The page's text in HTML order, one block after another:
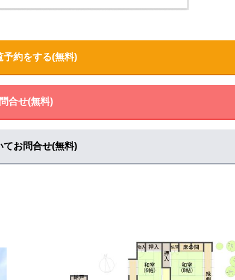
予約をする(無料)
合せ(無料)
てお問合せ(無料)